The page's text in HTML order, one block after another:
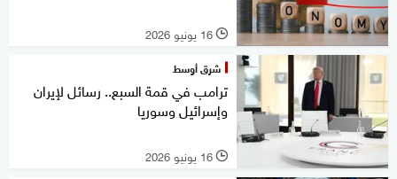
l 16 يونيو 2026
شرق أوسط
ترامب في قمة السبع.. رسائل لإيران
وإسرائيل وسوريا
l 16 يونيو 2026